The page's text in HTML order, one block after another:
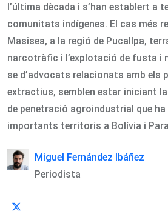
l’última dècada i s’han establert a
comunitats indígenes. El cas més
Masisea, a la regió de Pucallpa,
narcotràfic i l’explotació de fusta i
se d’advocats relacionats amb els
extractius, semblen estar iniciant
de penetració agroindustrial que
importants territoris a Bolívia i
Miguel Fernández Ibáñez
Periodista